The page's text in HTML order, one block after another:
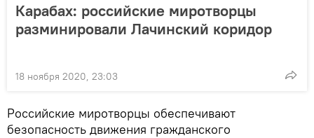
Карабах: российские миротворцы
разминировали Лачинский коридор
18 ноября 2020, 23:03
Российские миротворцы обеспечивают
безопасность движения гражданского